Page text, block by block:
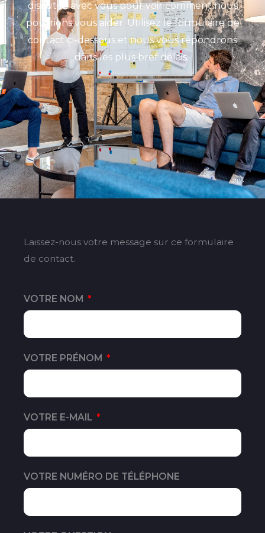
discutez avec vous pour voir comment nous
pourrions vous aider. Utilisez le formulaire de
contact ci-dessous et nous vous répondrons
dans les plus bref délais.
Laissez-nous votre message sur ce formulaire
de contact.
VOTRE NOM
VOTRE PRÉNOM
VOTRE E-MAIL
VOTRE NUMÉRO DE TÉLÉPHONE